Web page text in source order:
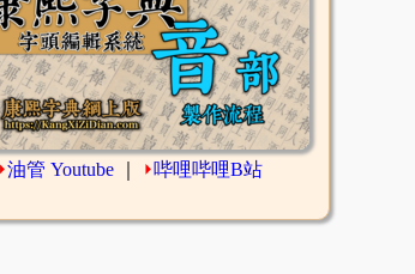
⏵油管 Youtube ⏵哔哩哔哩B站